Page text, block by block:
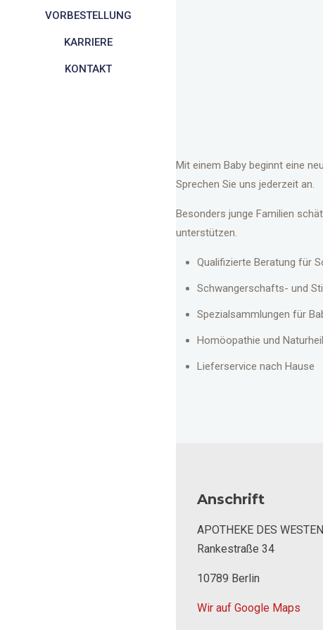
VORBESTELLUNG
KARRIERE
KONTAKT
Mit einem Baby beginnt eine
Sprechen Sie uns jederzeit an.
Besonders junge Familien
unterstützen.
Qualifizierte Beratung für
Schwangerschafts- und
Spezialsammlungen für
Homöopathie und
Lieferservice nach Hause
Anschrift
APOTHEKE DES
Rankestraße 34
10789 Berlin
Wir auf Google Maps